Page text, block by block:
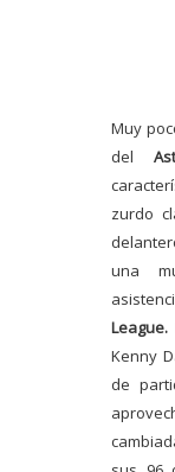
Muy
del
zurdo
una
League.
Kenny
de